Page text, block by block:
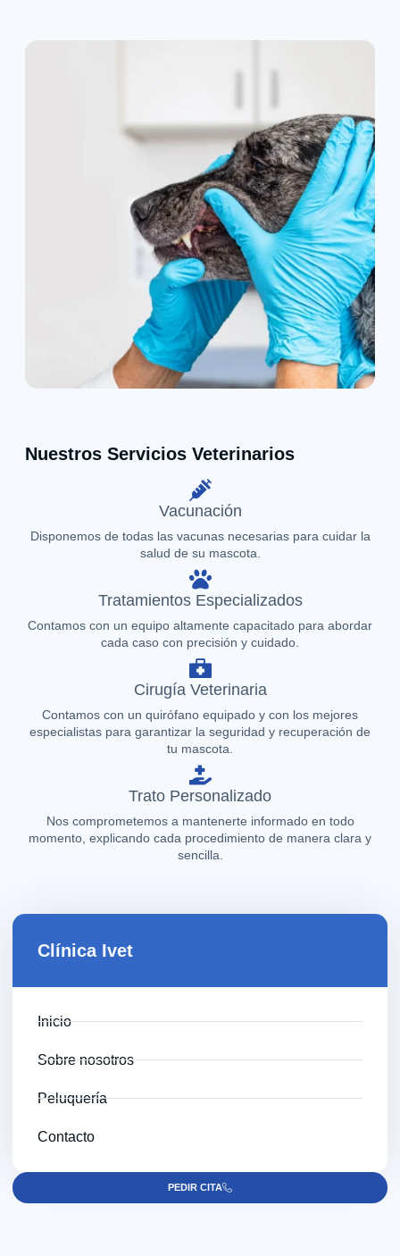
Nuestros Servicios Veterinarios
Vacunación
Disponemos de todas las vacunas necesarias para cuidar la
salud de su mascota.
Tratamientos Especializados
Contamos con un equipo altamente capacitado para abordar
cada caso con precisión y cuidado.
Cirugía Veterinaria
Contamos con un quirófano equipado y con los mejores
especialistas para garantizar la seguridad y recuperación de
tu mascota.
Trato Personalizado
Nos comprometemos a mantenerte informado en todo
momento, explicando cada procedimiento de manera clara y
sencilla.
Clínica Ivet
Inicio
Sobre nosotros
Peluquería
Contacto
PEDIR CITA